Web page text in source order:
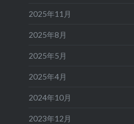
2025年11月
2025年8月
2025年5月
2025年4月
2024年10月
2023年12月